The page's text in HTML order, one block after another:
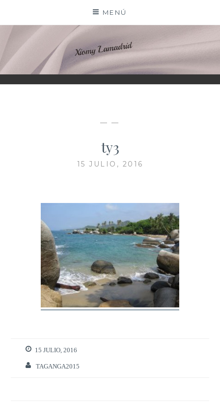
contenido
MENÚ
XIOMY LAMADRID
— —
ty3
15 JULIO, 2016
15 JULIO, 2016
TAGANGA2015